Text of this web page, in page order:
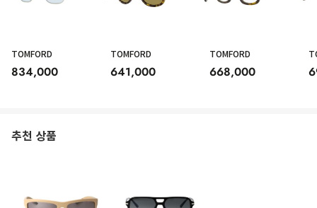
TOMFORD
834,000
TOMFORD
641,000
TOMFORD
668,000
추천 상품